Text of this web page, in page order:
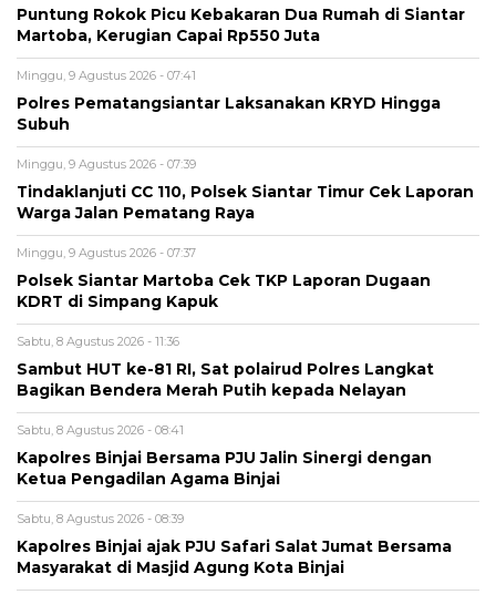
Puntung Rokok Picu Kebakaran Dua Rumah di Siantar
Martoba, Kerugian Capai Rp550 Juta
Minggu, 9 Agustus 2026 - 07:41
Polres Pematangsiantar Laksanakan KRYD Hingga
Subuh
Minggu, 9 Agustus 2026 - 07:39
Tindaklanjuti CC 110, Polsek Siantar Timur Cek Laporan
Warga Jalan Pematang Raya
Minggu, 9 Agustus 2026 - 07:37
Polsek Siantar Martoba Cek TKP Laporan Dugaan
KDRT di Simpang Kapuk
Sabtu, 8 Agustus 2026 - 11:36
Sambut HUT ke-81 RI, Sat polairud Polres Langkat
Bagikan Bendera Merah Putih kepada Nelayan
Sabtu, 8 Agustus 2026 - 08:41
Kapolres Binjai Bersama PJU Jalin Sinergi dengan
Ketua Pengadilan Agama Binjai
Sabtu, 8 Agustus 2026 - 08:39
Kapolres Binjai ajak PJU Safari Salat Jumat Bersama
Masyarakat di Masjid Agung Kota Binjai